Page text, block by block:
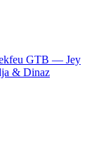
GTB — Jey
& Dinaz